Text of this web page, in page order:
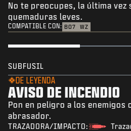
No te preocupes, la última vez
quemaduras leves.
COMPATIBLE CON: BO7 WZ
SUBFUSIL
DE LEYENDA
AVISO DE INCENDIO
Pon en peligro a los enemigos
abrasador.
TRAZADORA/IMPACTO: